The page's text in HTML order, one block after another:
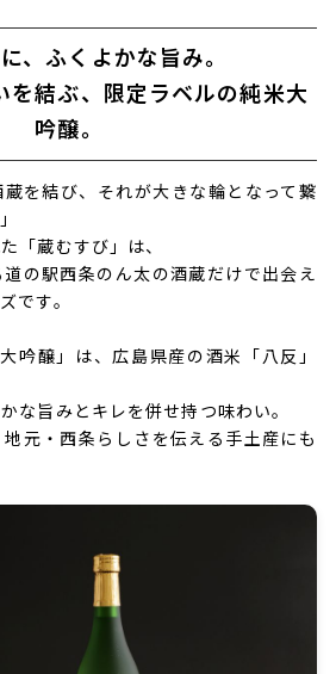
、ふくよかな旨み。
を結ぶ、限定ラベルの純米大
吟醸。
蔵を結び、それが大きな輪となって繋
「蔵むすび」は、
の駅西条のん太の酒蔵だけで出会え
です。
吟醸」は、広島県産の酒米「八反」
な旨みとキレを併せ持つ味わい。
元・西条らしさを伝える手土産にも